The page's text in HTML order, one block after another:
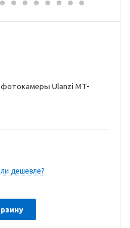
Ulanzi MT-
дешевле?